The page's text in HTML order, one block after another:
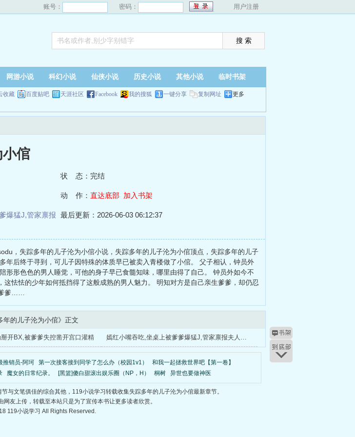
账号： 密码： 用户注册
网游小说 科幻小说 仙侠小说 历史小说 其他小说 临时书架
收藏 百度贴吧 天涯社区 Facebook 我的搜狐 一键分享 复制网址 更多
倌
状 态：完结
动 作： 直达底部 加入书架
爆猛J,管家禀报 最后更新：2026-06-03 06:12:37
，失踪多年的儿子沦为小倌小说，失踪多年的儿子沦为小倌顶点，失踪多年的儿子
年后终于寻到，可儿子因特殊的体质早已被卖入青楼做了小倌。 父子相认，钟员外
形形色色的男人睡觉，可他的身子早已食髓知味，哪里由得了自己。 钟员外如今不
怯怯的少年如何抵挡得了这般成熟的男人魅力。 明知对方是自己亲生爹爹，却仍忍
爹……
年的儿子沦为小倌》正文
开BX,被爹爹失控凿开宫口灌精 嫣红小嘴吞吃,坐桌上被爹爹爆猛J,管家禀报夫人归来
推销员-阿珂 第一次接客接到同学了怎么办（校园1v1）
和我一起拯救世界吧【第一卷】
魔女的日常纪录。 [黑篮]傻白甜滚出娱乐圈（NP，H） 桐树 异世也要做神医
与文笔俱佳的综合其他，119小说学习转载收集失踪多年的儿子沦为小倌最新章节。
友上传，转载至本站只是为了宣传本书让更多读者欣赏。
119小说学习 All Rights Reserved.